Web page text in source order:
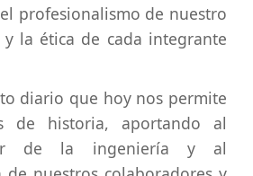
profesionalismo de nuestro
la ética de cada integrante
diario que hoy nos permite
de historia, aportando al
de la ingeniería y al